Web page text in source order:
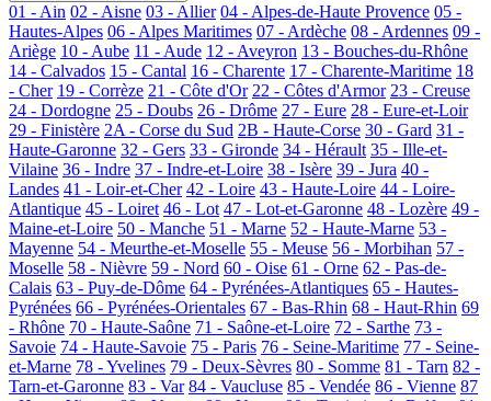
01 - Ain 02 - Aisne 03 - Allier 04 - Alpes-de-Haute Provence 05 -
Hautes-Alpes 06 - Alpes Maritimes 07 - Ardèche 08 - Ardennes 09 -
Ariège 10 - Aube 11 - Aude 12 - Aveyron 13 - Bouches-du-Rhône
14 - Calvados 15 - Cantal 16 - Charente 17 - Charente-Maritime 18
- Cher 19 - Corrèze 21 - Côte d'Or 22 - Côtes d'Armor 23 - Creuse
24 - Dordogne 25 - Doubs 26 - Drôme 27 - Eure 28 - Eure-et-Loir
29 - Finistère 2A - Corse du Sud 2B - Haute-Corse 30 - Gard 31 -
Haute-Garonne 32 - Gers 33 - Gironde 34 - Hérault 35 - Ille-et-
Vilaine 36 - Indre 37 - Indre-et-Loire 38 - Isère 39 - Jura 40 -
Landes 41 - Loir-et-Cher 42 - Loire 43 - Haute-Loire 44 - Loire-
Atlantique 45 - Loiret 46 - Lot 47 - Lot-et-Garonne 48 - Lozère 49 -
Maine-et-Loire 50 - Manche 51 - Marne 52 - Haute-Marne 53 -
Mayenne 54 - Meurthe-et-Moselle 55 - Meuse 56 - Morbihan 57 -
Moselle 58 - Nièvre 59 - Nord 60 - Oise 61 - Orne 62 - Pas-de-
Calais 63 - Puy-de-Dôme 64 - Pyrénées-Atlantiques 65 - Hautes-
Pyrénées 66 - Pyrénées-Orientales 67 - Bas-Rhin 68 - Haut-Rhin 69
- Rhône 70 - Haute-Saône 71 - Saône-et-Loire 72 - Sarthe 73 -
Savoie 74 - Haute-Savoie 75 - Paris 76 - Seine-Maritime 77 - Seine-
et-Marne 78 - Yvelines 79 - Deux-Sèvres 80 - Somme 81 - Tarn 82 -
Tarn-et-Garonne 83 - Var 84 - Vaucluse 85 - Vendée 86 - Vienne 87